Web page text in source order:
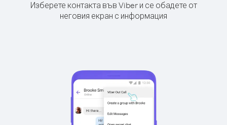
Изберете контакта във Viber и се обадете от
неговия екран с информация